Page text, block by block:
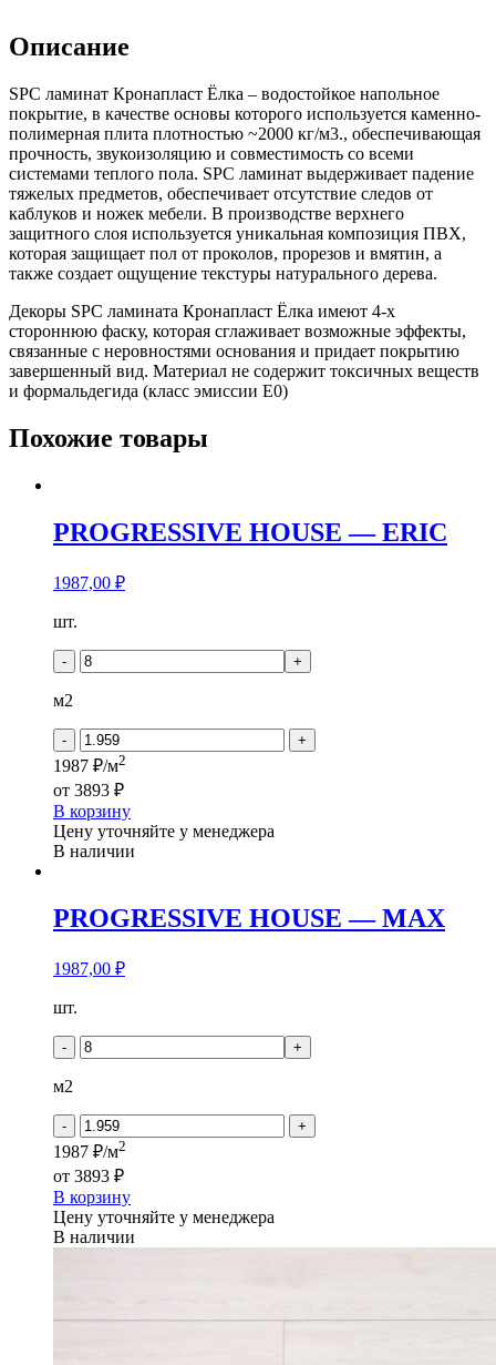
Описание
SPC ламинат Кронапласт Ёлка – водостойкое напольное
покрытие, в качестве основы которого используется каменно-
полимерная плита плотностью ~2000 кг/м3., обеспечивающая
прочность, звукоизоляцию и совместимость со всеми
системами теплого пола. SPC ламинат выдерживает падение
тяжелых предметов, обеспечивает отсутствие следов от
каблуков и ножек мебели. В производстве верхнего
защитного слоя используется уникальная композиция ПВХ,
которая защищает пол от проколов, прорезов и вмятин, а
также создает ощущение текстуры натурального дерева.
Декоры SPC ламината Кронапласт Ёлка имеют 4-х
стороннюю фаску, которая сглаживает возможные эффекты,
связанные с неровностями основания и придает покрытию
завершенный вид. Материал не содержит токсичных веществ
и формальдегида (класс эмиссии Е0)
Похожие товары
PROGRESSIVE HOUSE — ERIC
1987,00 ₽
Количество
PROGRESSIVE
-
шт.
- +
м2
- +
1987 ₽/м2
от 3893 ₽
В корзину
Цену уточняйте у менеджера
В наличии
PROGRESSIVE HOUSE — MAX
1987,00 ₽
Количество
PROGRESSIVE
-
шт.
- +
м2
- +
1987 ₽/м2
от 3893 ₽
В корзину
Цену уточняйте у менеджера
В наличии